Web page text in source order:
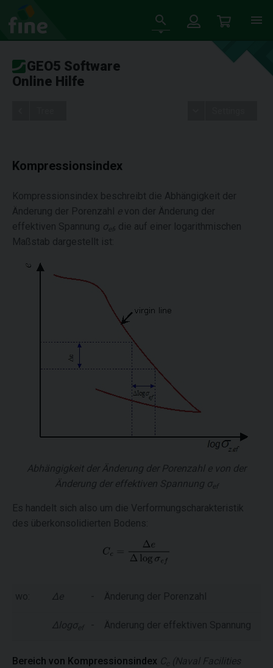
GEO5 Software
Online Hilfe
Kompressionsindex
Kompressionsindex beschreibt die Abhängigkeit der
Änderung der Porenzahl evon der Änderung der
effektiven Spannung σef, die auf einer logarithmischen
Maßstab dargestellt ist:
Abhängigkeit der Änderung der Porenzahl evon der
Änderung der effektiven Spannung σef
Es handelt sich also um die Verformungscharakteristik
des überkonsolidierten Bodens:
wo: Δe - Änderung der Porenzahl
Δlogσef - Änderung der effektiven Spannung
Bereich von Kompressionsindex C
(Naval Facilities